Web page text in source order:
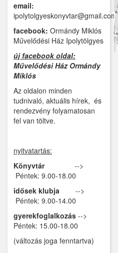
Ipolytölgyes
Káva
Kemence
Kismaros
Kisnémedi
Kisoroszi
Kóka
Kőröstetétlen
Kosd
Kóspallag
Leányfalu
Letkés
Majosháza
email:
ipolytolgyeskonyvtar@gmail.com
facebook: Ormándy Miklós
Művelődési Ház Ipolytölgyes
új facebook oldal:
Művelődési Ház Ormándy
Miklós
Az oldalon minden
tudnivaló, aktuális hírek, és
rendezvény folyamatosan
fel van töltve.
nyitvatartás:
Könyvtár
-->
Péntek: 9.00-18.00
idősek klubja
-->
Péntek: 9.00-14.00
gyerekfoglalkozás -->
Péntek: 15.00-18.00
(változás joga fenntartva)